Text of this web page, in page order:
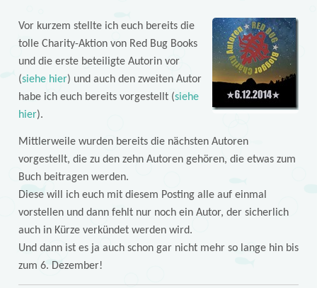
Vor kurzem stellte ich euch bereits die
tolle Charity-Aktion von Red Bug Books
und die erste beteiligte Autorin vor
(siehe hier) und auch den zweiten Autor
habe ich euch bereits vorgestellt (siehe
hier).
Mittlerweile wurden bereits die nächsten Autoren
vorgestellt, die zu den zehn Autoren gehören, die etwas zum
Buch beitragen werden.
Diese will ich euch mit diesem Posting alle auf einmal
vorstellen und dann fehlt nur noch ein Autor, der sicherlich
auch in Kürze verkündet werden wird.
Und dann ist es ja auch schon gar nicht mehr so lange hin bis
zum 6. Dezember!